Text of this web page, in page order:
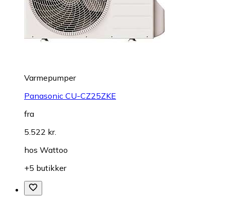
Varmepumper
Panasonic CU-CZ25ZKE
fra
5.522 kr.
hos Wattoo
+5 butikker